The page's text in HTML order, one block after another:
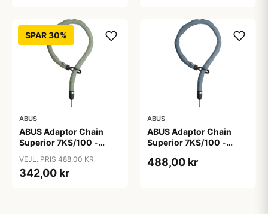
SPAR 30%
ABUS
ABUS Adaptor Chain
Superior 7KS/100 -
Green
VEJL. PRIS 488,00 KR
342,00 kr
ABUS
ABUS Adaptor Chain
Superior 7KS/100 -
488,00 kr